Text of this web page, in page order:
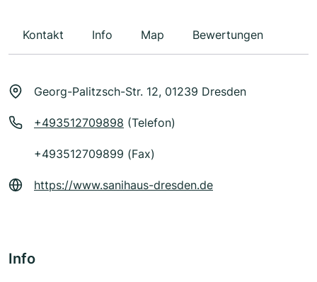
Kontakt Info Map Bewertungen
Georg-Palitzsch-Str. 12, 01239 Dresden
+493512709898 (Telefon)
+493512709899 (Fax)
https://www.sanihaus-dresden.de
Info